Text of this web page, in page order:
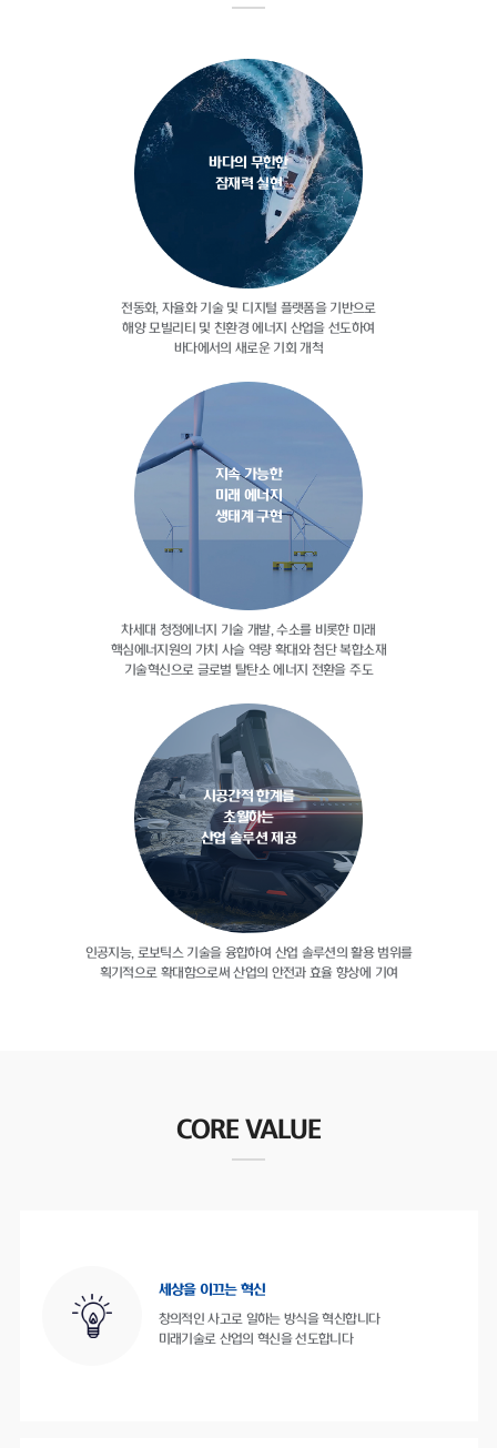
바다의 무한한
잠재력 실현
전동화, 자율화 기술 및 디지털 플랫폼을 기반으로
해양 모빌리티 및 친환경 에너지 산업을 선도하여
바다에서의 새로운 기회 개척
지속 가능한
미래 에너지
생태계 구현
차세대 청정에너지 기술 개발, 수소를 비롯한 미래
핵심에너지원의 가치 사슬 역량 확대와 첨단 복합소재
기술혁신으로 글로벌 탈탄소 에너지 전환을 주도
시공간적 한계를
초월하는
산업 솔루션 제공
인공지능, 로보틱스 기술을 융합하여 산업 솔루션의 활용 범위를
획기적으로 확대함으로써산업의 안전과 효율 향상에 기여
CORE VALUE
세상을 이끄는 혁신
창의적인 사고로 일하는 방식을 혁신합니다
미래기술로 산업의 혁신을 선도합니다